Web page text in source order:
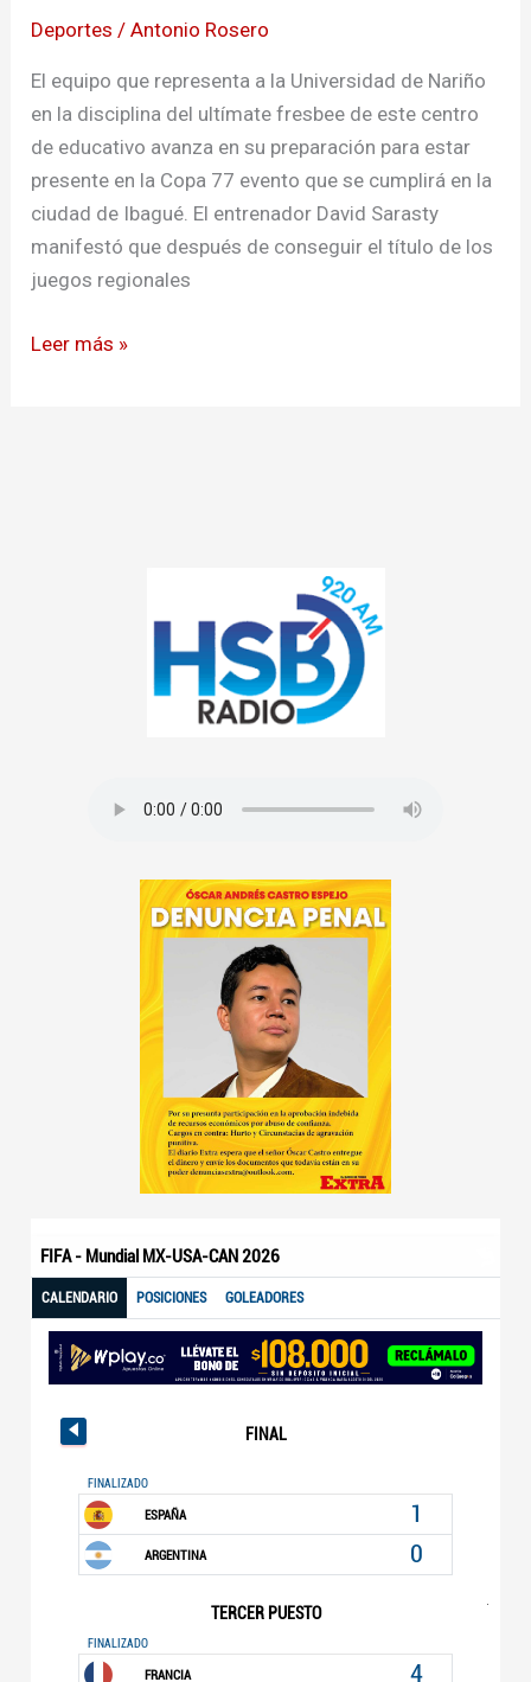
Deportes /Antonio Rosero
El equipo que representa a la Universidad de Nariño
en la disciplina del ultímate fresbee de este centro
de educativo avanza en su preparación para estar
presente en la Copa 77 evento que se cumplirá en la
ciudad de Ibagué. El entrenador David Sarasty
manifestó que después de conseguir el título de los
juegos regionales
la
Udenar
se
alista
para
la
Copa
77
Leer más »